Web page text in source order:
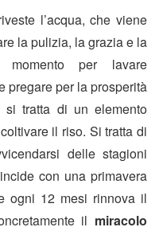
l’acqua, che viene
la pulizia, la grazia e la
per lavare
pregare per la prosperità
si tratta di un elemento
il riso. Si tratta di
delle stagioni
con una primavera
ogni 12 mesi rinnova il
il miracolo